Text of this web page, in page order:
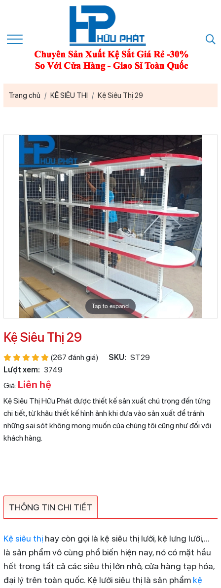
Trang chủ KỆ SIÊU THỊ Kệ Siêu Thị 29
Tap to expand
Kệ Siêu Thị 29
(267 đánh giá) SKU: ST29
Lượt xem: 3749
Giá: Liên hệ
Kệ Siêu Thị Hữu Phát được thiết kế sản xuất chú trọng đến từng
chi tiết, từ khâu thiết kế hình ảnh khi đưa vào sản xuất để tránh
những sai sót không mong muốn của chúng tôi cũng như đối với
khách hàng.
THÔNG TIN CHI TIẾT
Kệ siêu thị hay còn gọi là kệ siêu thị lưới, kệ lưng lưới,...
là sản phẩm vô cùng phổ biến hiện nay, nó có mặt hầu
hết trong tất cả các siêu thị lớn nhỏ, cửa hàng tạp hóa,
đại lý trên toàn quốc. Kệ lưới siêu thị là sản phẩm kệ